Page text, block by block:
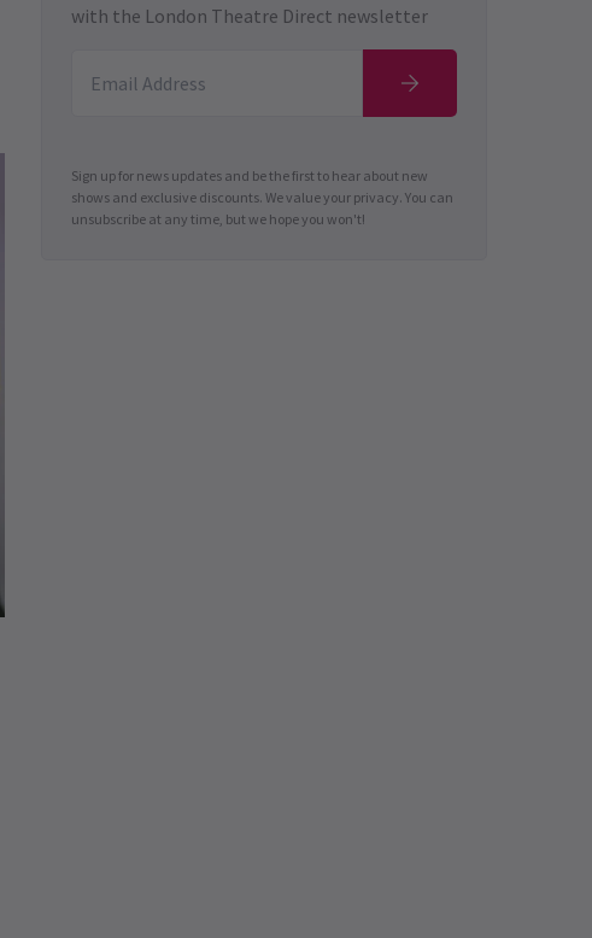
with the London Theatre Direct newsletter
Sign up for news updates and be the first to hear about new
shows and exclusive discounts. We value your privacy. You can
unsubscribe at any time, but we hope you won't!